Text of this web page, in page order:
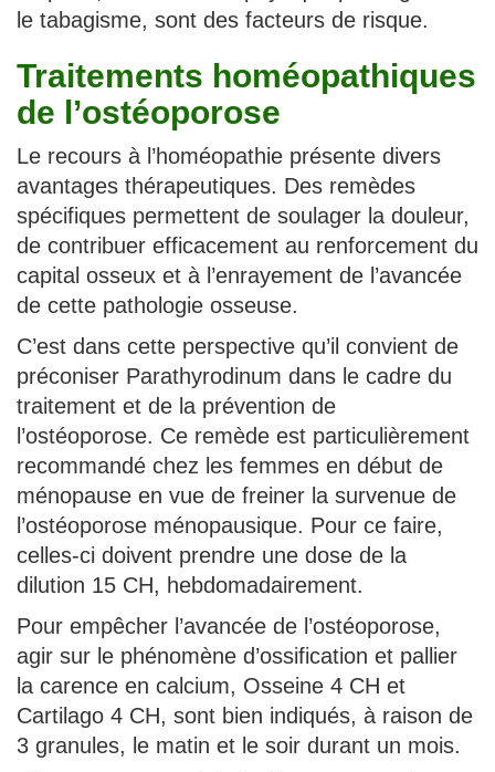
le tabagisme, sont des facteurs de risque.
Traitements homéopathiques
de l’ostéoporose
Le recours à l’homéopathie présente divers
avantages thérapeutiques. Des remèdes
spécifiques permettent de soulager la douleur,
de contribuer efficacement au renforcement du
capital osseux et à l’enrayement de l’avancée
de cette pathologie osseuse.
C’est dans cette perspective qu’il convient de
préconiser Parathyrodinum dans le cadre du
traitement et de la prévention de
l’ostéoporose. Ce remède est particulièrement
recommandé chez les femmes en début de
ménopause en vue de freiner la survenue de
l’ostéoporose ménopausique. Pour ce faire,
celles-ci doivent prendre une dose de la
dilution 15 CH, hebdomadairement.
Pour empêcher l’avancée de l’ostéoporose,
agir sur le phénomène d’ossification et pallier
la carence en calcium, Osseine 4 CH et
Cartilago 4 CH, sont bien indiqués, à raison de
3 granules, le matin et le soir durant un mois.